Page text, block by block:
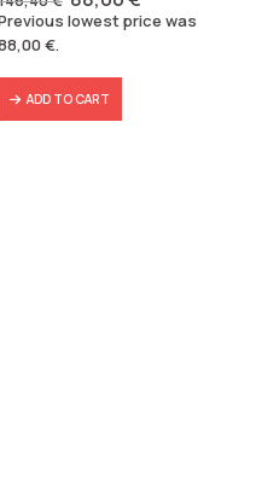
price
was:
price
is:
lowest price was
€.
ADD TO CART